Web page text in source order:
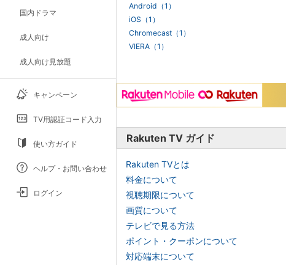
国内ドラマ
成人向け
成人向け見放題
キャンペーン
TV用認証コード入力
使い方ガイド
ヘルプ・お問い合わせ
ログイン
Android（1）
iOS（1）
Chromecast（1）
VIERA（1）
Rakuten TV ガイド
Rakuten TVとは
料金について
視聴期限について
画質について
テレビで見る方法
ポイント・クーポンについて
対応端末について